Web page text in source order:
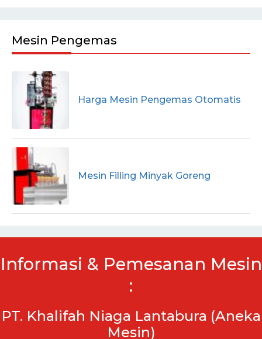
Mesin Pengemas
Harga Mesin Pengemas Otomatis
Mesin Filling Minyak Goreng
Informasi & Pemesanan Mesin
:
PT. Khalifah Niaga Lantabura (Aneka
Mesin)